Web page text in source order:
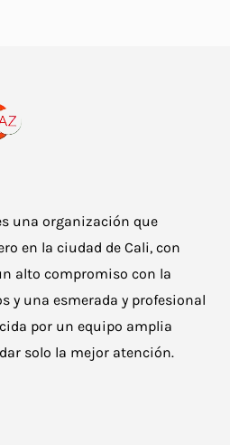
una organización que
en la ciudad de Cali, con
alto compromiso con la
y una esmerada y profesional
por un equipo amplia
solo la mejor atención.